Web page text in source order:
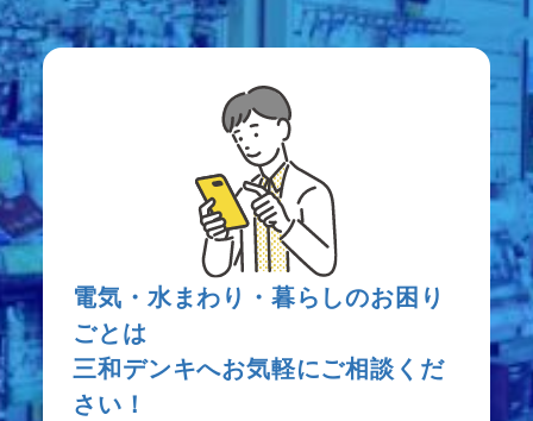
電気・水まわり・暮らしのお困り
ごとは
三和デンキへお気軽にご相談くだ
さい！